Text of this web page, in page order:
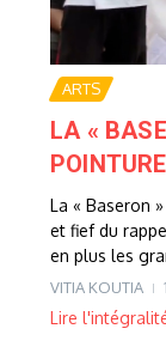
ARTS
LA «
La « Baseron
et fief du
en plus les
VITIA KOUTIA
Lire